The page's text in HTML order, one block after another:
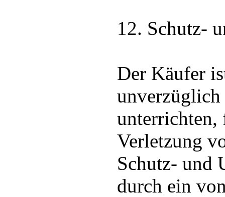
12. Schutz-
Der Käufer
unterrichten,
Verletzung
Schutz- und
durch ein